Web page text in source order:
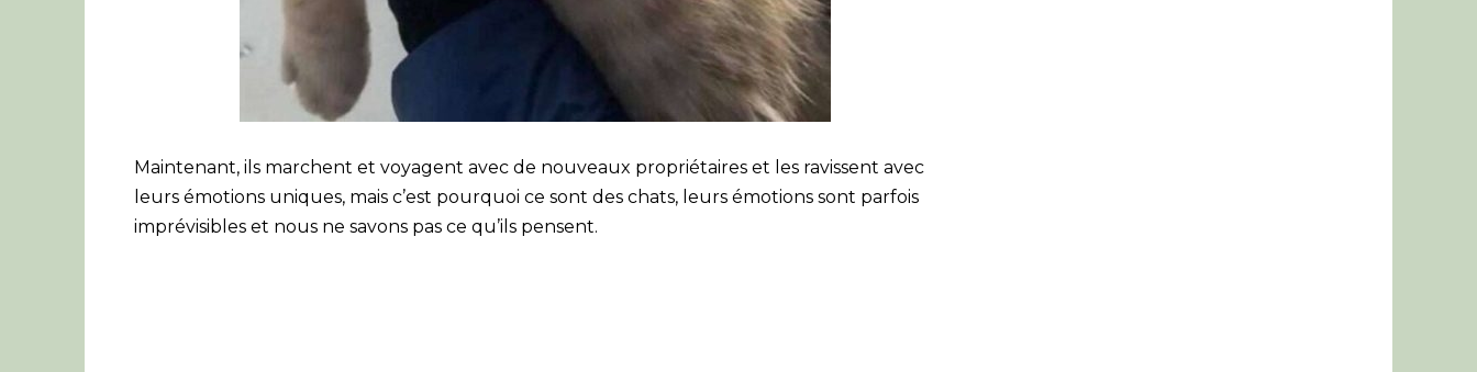
Maintenant, ils marchent et voyagent avec de nouveaux propriétaires et les ravissent avec
leurs émotions uniques, mais c’est pourquoi ce sont des chats, leurs émotions sont parfois
imprévisibles et nous ne savons pas ce qu’ils pensent.